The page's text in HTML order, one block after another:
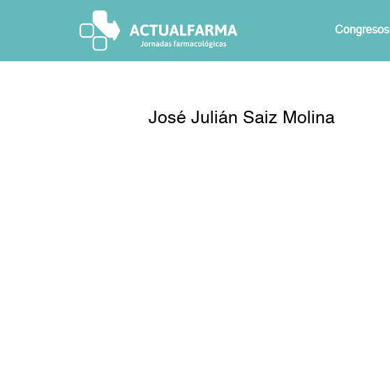
Congresos
José Julián Saiz Molina